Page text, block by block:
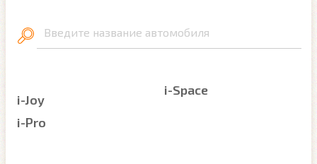
Введите название автомобиля
i-Joy
i-Pro
i-Space